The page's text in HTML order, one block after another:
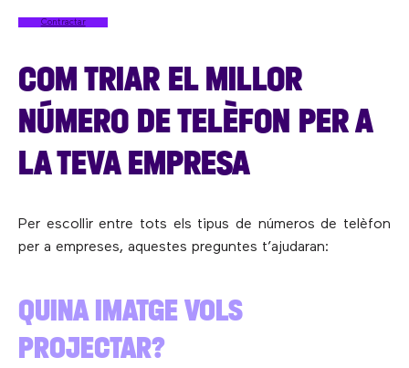
Contractar
COM TRIAR EL MILLOR
NÚMERO DE TELÈFON PER A
LA TEVA EMPRESA
Per escollir entre tots els tipus de números de telèfon
per a empreses, aquestes preguntes t’ajudaran:
QUINA IMATGE VOLS
PROJECTAR?